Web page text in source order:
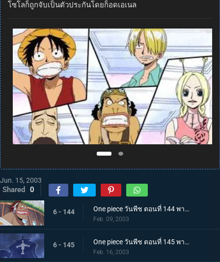
โซโลก็ถูกจับเป็นตัวประกันโดยก็อดเอเนล
Jun. 15, 2003
Shared 0
6 - 144 One piece วันพีช ตอนที่ 144 พากย์ไทย สัญญาณที่ถูกขโมยไป เจ้าแห่งการกู้ซากเรือมาชิร่า
Feb. 09, 2003
6 - 145 One piece วันพีช ตอนที่ 145 พากย์ไทย ปากทางเข้าสัตว์ประหลาด อย่าไปยุ่งกับโจรสลัดหนวดขาวนะ
Feb. 16, 2003